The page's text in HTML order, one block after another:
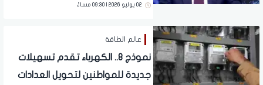
02 يوليو 2026 | 09:30 مساءً
عالم الطاقة
نموذج 8.. الكهرباء تقدم تسهيلات
جديدة للمواطنين لتحويل العدادات